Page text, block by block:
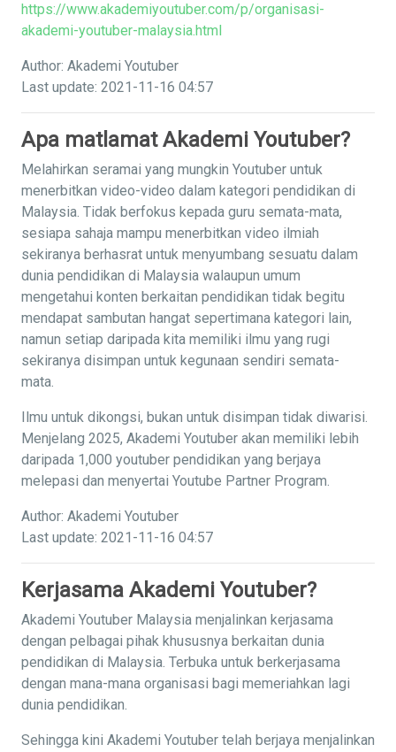
https://www.akademiyoutuber.com/p/organisasi-
akademi-youtuber-malaysia.html
Author: Akademi Youtuber
Last update: 2021-11-16 04:57
Apa matlamat Akademi Youtuber?
Melahirkan seramai yang mungkin Youtuber untuk
menerbitkan video-video dalam kategori pendidikan di
Malaysia. Tidak berfokus kepada guru semata-mata,
sesiapa sahaja mampu menerbitkan video ilmiah
sekiranya berhasrat untuk menyumbang sesuatu dalam
dunia pendidikan di Malaysia walaupun umum
mengetahui konten berkaitan pendidikan tidak begitu
mendapat sambutan hangat sepertimana kategori lain,
namun setiap daripada kita memiliki ilmu yang rugi
sekiranya disimpan untuk kegunaan sendiri semata-
mata.
Ilmu untuk dikongsi, bukan untuk disimpan tidak diwarisi.
Menjelang 2025, Akademi Youtuber akan memiliki lebih
daripada 1,000 youtuber pendidikan yang berjaya
melepasi dan menyertai Youtube Partner Program.
Author: Akademi Youtuber
Last update: 2021-11-16 04:57
Kerjasama Akademi Youtuber?
Akademi Youtuber Malaysia menjalinkan kerjasama
dengan pelbagai pihak khususnya berkaitan dunia
pendidikan di Malaysia. Terbuka untuk berkerjasama
dengan mana-mana organisasi bagi memeriahkan lagi
dunia pendidikan.
Sehingga kini Akademi Youtuber telah berjaya menjalinkan